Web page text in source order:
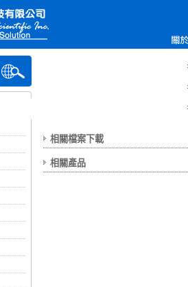
相關檔案下載
相關產品